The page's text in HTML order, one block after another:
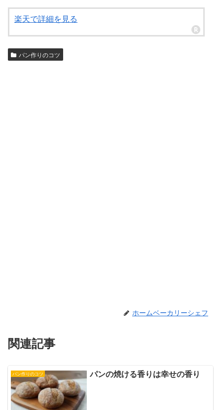
楽天で詳細を見る
パン作りのコツ
ホームベーカリーシェフ
関連記事
パン作りのコツ パンの焼ける香りは幸せの香り